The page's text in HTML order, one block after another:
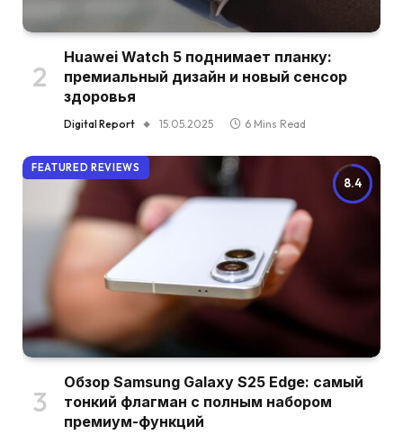
Huawei Watch 5 поднимает планку:
премиальный дизайн и новый сенсор
здоровья
Digital Report 15.05.2025 6 Mins Read
8.4
FEATURED REVIEWS
Обзор Samsung Galaxy S25 Edge: самый
тонкий флагман с полным набором
премиум-функций